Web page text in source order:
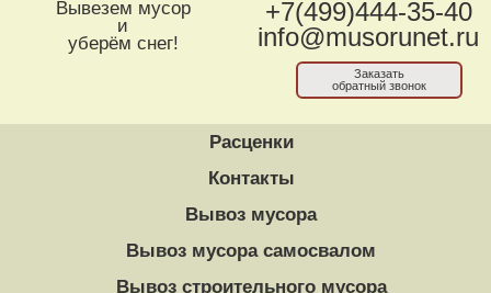
Вывезем мусор
и
уберём снег!
+7(499)444-35-40
info@musorunet.ru
Заказать
обратный звонок
Расценки
Контакты
Вывоз мусора
Вывоз мусора самосвалом
Вывоз строительного мусора